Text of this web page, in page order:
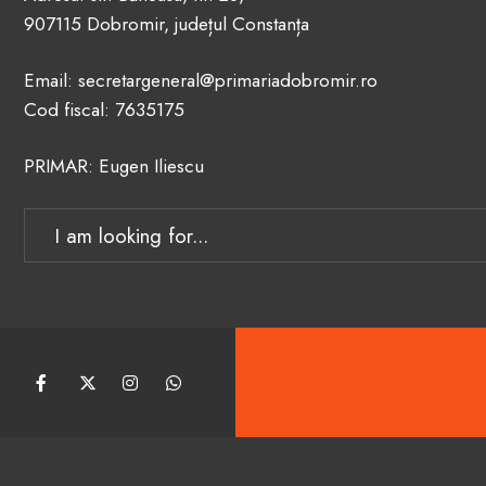
907115 Dobromir, județul Constanța
Email: secretargeneral@primariadobromir.ro
Cod fiscal: 7635175
PRIMAR: Eugen Iliescu